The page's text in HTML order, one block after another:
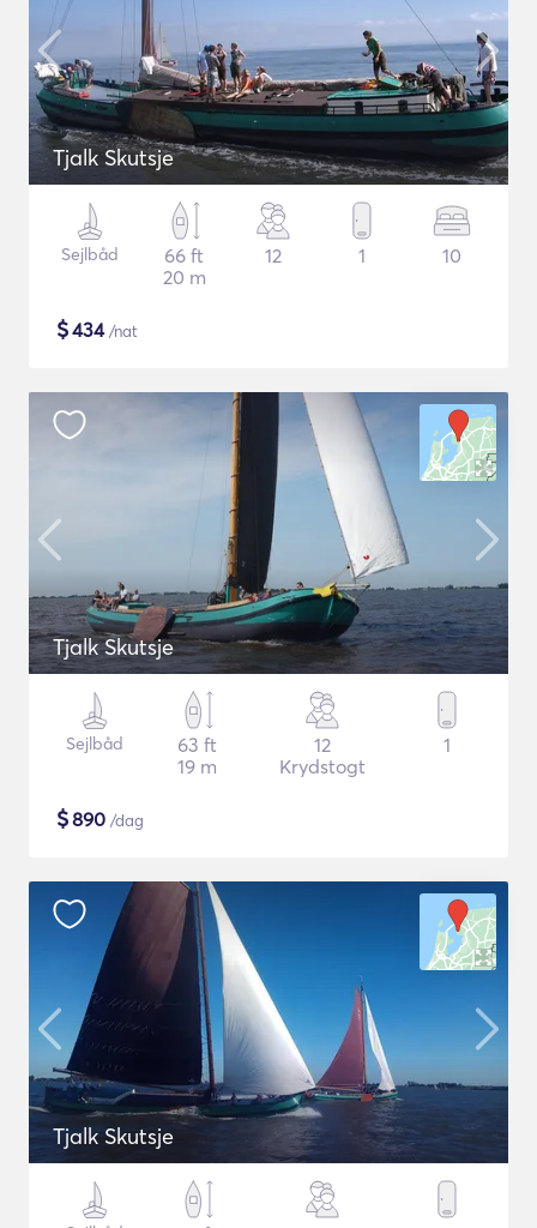
Tjalk Skutsje
Sejlbåd
66 ft
20 m
12 1 10
$434/nat
Tjalk Skutsje
Sejlbåd
63 ft
19 m
12
Krydstogt
1
$890 /dag
Tjalk Skutsje